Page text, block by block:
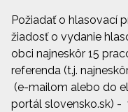
Požiadať o hlasovací
žiadosť o vydanie
obci najneskôr 15
referenda (t.j.
(e-mailom alebo do
portál slovensko.sk) -